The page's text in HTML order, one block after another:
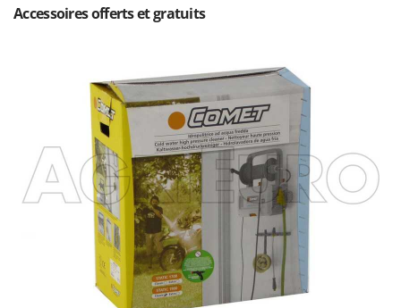
River Systems
Rossofuoco
Rover Pompe
Royal Food
Ryobi
S
S.T.P.
Sbaraglia
Schnitzer
Accessoires offerts et gratuits